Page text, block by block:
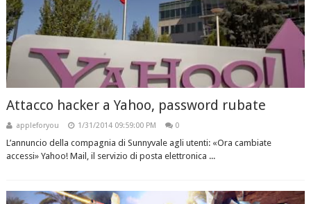
Attacco hacker a Yahoo, password rubate
appleforyou 1/31/2014 09:59:00 PM 0
L’annuncio della compagnia di Sunnyvale agli utenti: «Ora cambiate
accessi» Yahoo! Mail, il servizio di posta elettronica ...